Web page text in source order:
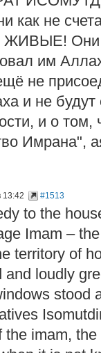
как не
ЖИВЫЕ! Они
им
не
и не
и о том,
Имрана",
13:42 #1513
to the
Imam –
territory of
loudly
stood
imam,